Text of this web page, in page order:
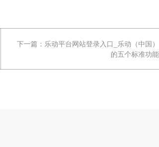
下一篇： 乐动平台网站登录入口_乐动（中国）
的五个标准功能